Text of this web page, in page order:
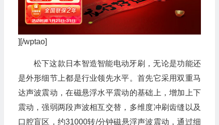
][/wptao]
松下这款日本智造智能电动牙刷，无论是功能还
是外形细节上都是行业领先水平。首先它采用双重马
达声波震动，在磁悬浮水平震动的基础上，增加上下
震动，强弱两段声波相互交替，多维度冲刷齿缝以及
口腔盲区，约31000转/分钟磁悬浮声波震动，通过细